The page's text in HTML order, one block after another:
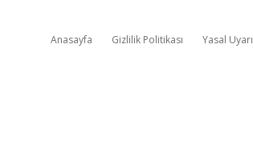
Anasayfa Gizlilik Politikası Yasal Uyarı